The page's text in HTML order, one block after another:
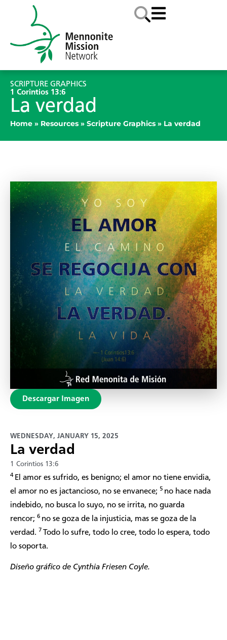
SCRIPTURE GRAPHICS
1 Corintios 13:6
La verdad
Home » Resources » Scripture Graphics » La verdad
Descargar Imagen
WEDNESDAY, JANUARY 15, 2025
La verdad
1 Corintios 13:6
4 El amor es sufrido, es benigno; el amor no tiene envidia,
el amor no es jactancioso, no se envanece; 5 no hace nada
indebido, no busca lo suyo, no se irrita, no guarda
rencor; 6 no se goza de la injusticia, mas se goza de la
verdad. 7 Todo lo sufre, todo lo cree, todo lo espera, todo
lo soporta.
Diseño gráfico de Cynthia Friesen Coyle.